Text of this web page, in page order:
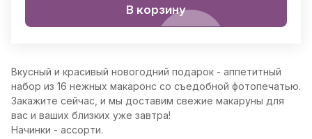
В корзину
Вкусный и красивый новогодний подарок - аппетитный
набор из 16 нежных макаронс со съедобной фотопечатью.
Закажите сейчас, и мы доставим свежие макаруны для
вас и ваших близких уже завтра!
Начинки - ассорти.